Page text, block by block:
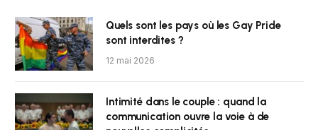
Quels sont les pays où les Gay Pride
sont interdites ?
12 mai 2026
Intimité dans le couple : quand la
communication ouvre la voie à de